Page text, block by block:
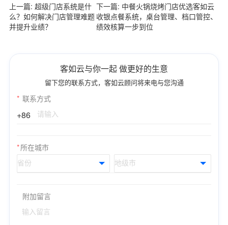
上一篇: 超级门店系统是什
么？如何解决门店管理难题
并提升业绩？
下一篇: 中餐火锅烧烤门店优选客如云
收银点餐系统，桌台管理、档口管控、
绩效核算一步到位
客如云与你一起 做更好的生意
留下您的联系方式，客如云顾问将来电与您沟通
* 联系方式
+86
*所在城市
附加留言